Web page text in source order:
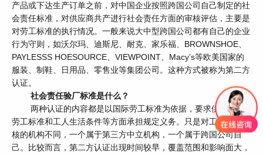
产品或下达生产订单之前，对中国企业按照跨国公司自己制定的社
会责任标准，对供应商共产进行社会责任方面的审核评估，主要是
对劳工标准的执行情况。一般来说大中型跨国公司都有自己的企业
行为守则，如沃尔玛、迪斯尼、耐克、家乐福、BROWNSHOE、
PAYLESSS HOESOURCE、VIEWPOINT、Macy’s等欧美国家的
服装、制鞋、日用品、零售业等集团公司。这种方式被称为第二方
认证。
社会责任验厂标准是什么？
两种认证的内容都是以国际劳工标准为依据，要求供货商在
劳工标准和工人生活条件等方面承担规定义务。只是对工厂进行审
核的机构不同，一个属于第三方中立机构，一个属于跨国公司自
己。比较而言，第二方认证出现时间较早，覆盖范围和影响面大，